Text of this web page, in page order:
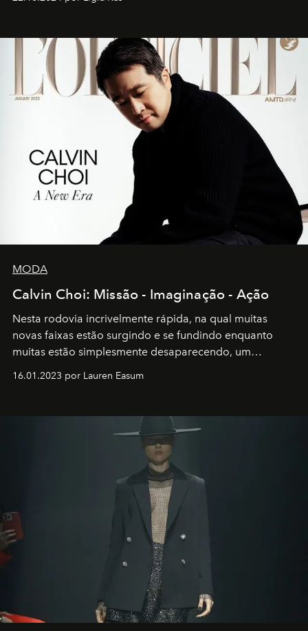
MODA
Calvin Choi: Missão - Imaginação - Ação
Nesta rodovia incrivelmente rápida, na qual muitas
novas faixas estão surgindo e se fundindo enquanto
muitas estão simplesmente desaparecendo, um
transportador AMTD abrindo caminho para muitos
por propósitos, com um claro senso de missão na vida e
16.01.2023 por Lauren Easum